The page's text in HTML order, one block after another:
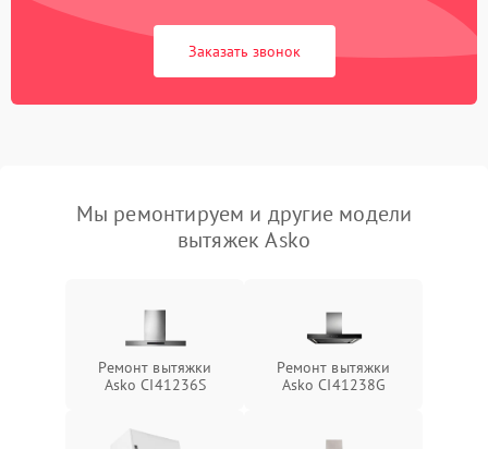
Заказать звонок
Мы ремонтируем и другие модели
вытяжек Asko
Ремонт вытяжки
Asko CI41236S
Ремонт вытяжки
Asko CI41238G